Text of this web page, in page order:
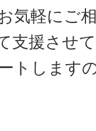
気軽にご
支援させ
トします